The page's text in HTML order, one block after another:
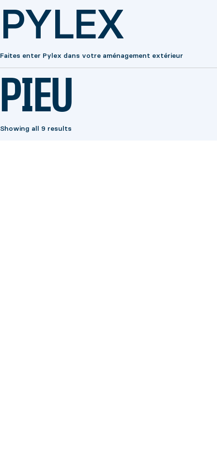
PYLEX
Faites enter Pylex dans votre aménagement extérieur
PIEU
Showing all 9 results